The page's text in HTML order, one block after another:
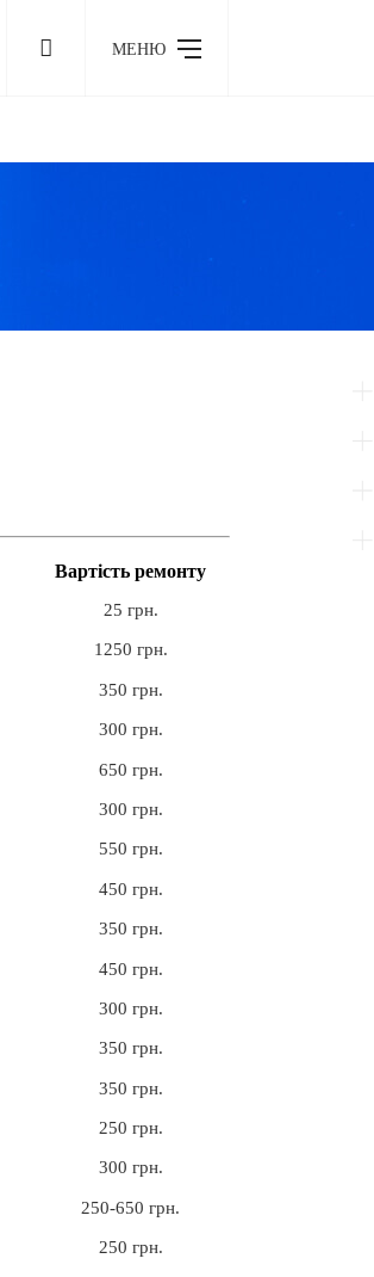
Вартість ремонту
25 грн.
1250 грн.
350 грн.
300 грн.
650 грн.
300 грн.
550 грн.
450 грн.
350 грн.
450 грн.
300 грн.
350 грн.
350 грн.
250 грн.
300 грн.
250-650 грн.
250 грн.
МЕНЮ